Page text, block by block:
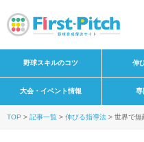
野球スキルのコツ 伸
大会・イベント情報 専
TOP 記事一覧 伸びる指導法
世界で無